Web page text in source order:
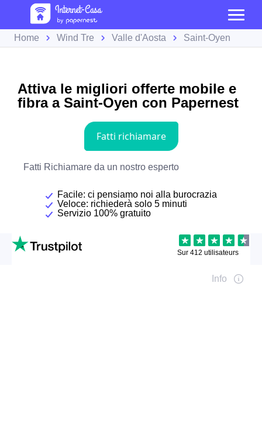
Home Wind Tre Valle d'Aosta Saint-Oyen